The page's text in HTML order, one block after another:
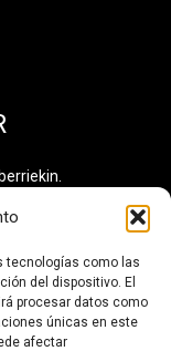
tecnologías como las
del dispositivo. El
procesar datos como
únicas en este
afectar
dut. Informazio
Tratamendu
zenbakia: 0710.